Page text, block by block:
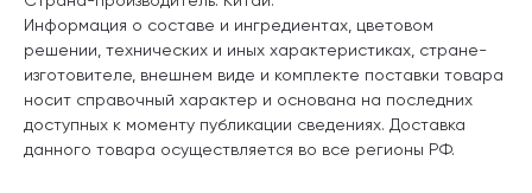
Информация о составе и ингредиентах, цветовом
решении, технических и иных характеристиках, стране-
изготовителе, внешнем виде и комплекте поставки товара
носит справочный характер и основана на последних
доступных к моменту публикации сведениях. Доставка
данного товара осуществляется во все регионы РФ.